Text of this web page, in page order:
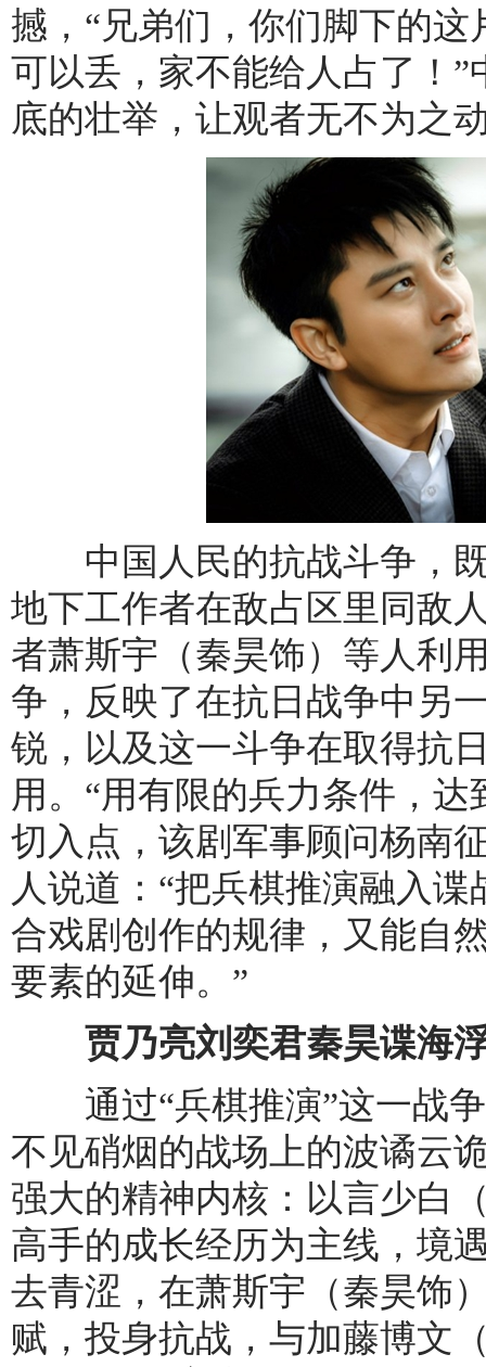
撼，“兄弟们，你们脚下的
可以丢，家不能给人占了！
底的壮举，让观者无不为之
中国人民的抗战斗争，既
地下工作者在敌占区里同敌
者萧斯宇（秦昊饰）等人利
争，反映了在抗日战争中另
锐，以及这一斗争在取得抗
用。“用有限的兵力条件，
切入点，该剧军事顾问杨南
人说道：“把兵棋推演融入
合戏剧创作的规律，又能自
要素的延伸。”
贾乃亮刘奕君秦昊谍海浮
通过“兵棋推演”这一战争
不见硝烟的战场上的波谲云
强大的精神内核：以言少白
高手的成长经历为主线，境
去青涩，在萧斯宇（秦昊饰
赋，投身抗战，与加藤博文